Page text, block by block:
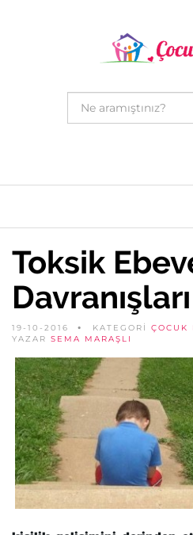
Toksik
Davranışları
19-10-2016 KATEGORİ ÇOCUK
YAZAR SEMA MARAŞLI